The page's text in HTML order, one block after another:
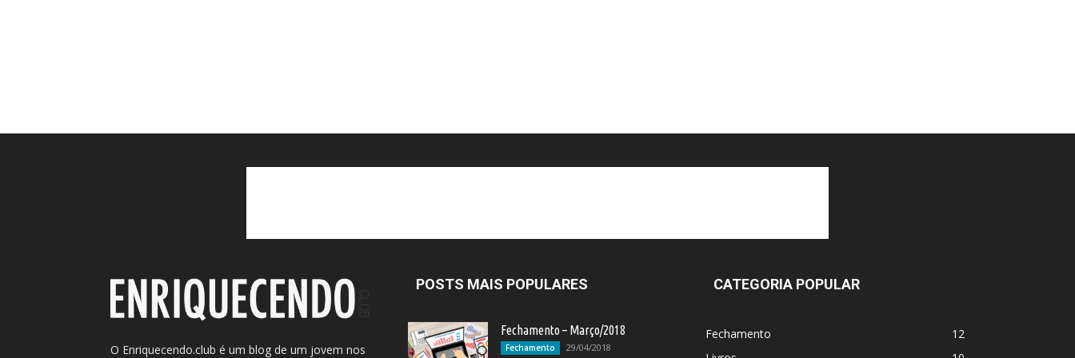
O Enriquecendo.club é um blog de um jovem nos
POSTS MAIS POPULARES
Fechamento – Março/2018
Fechamento 29/04/2018
CATEGORIA POPULAR
Fechamento
12